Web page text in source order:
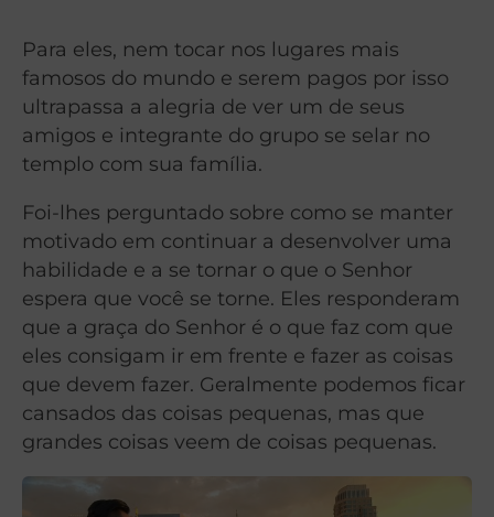
Para eles, nem tocar nos lugares mais
famosos do mundo e serem pagos por isso
ultrapassa a alegria de ver um de seus
amigos e integrante do grupo se selar no
templo com sua família.
Foi-lhes perguntado sobre como se manter
motivado em continuar a desenvolver uma
habilidade e a se tornar o que o Senhor
espera que você se torne. Eles responderam
que a graça do Senhor é o que faz com que
eles consigam ir em frente e fazer as coisas
que devem fazer. Geralmente podemos ficar
cansados das coisas pequenas, mas que
grandes coisas veem de coisas pequenas.